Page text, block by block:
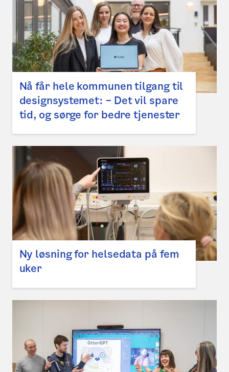
Nå får hele kommunen tilgang til
designsystemet: – Det vil spare
tid, og sørge for bedre tjenester
Ny løsning for helsedata på fem
uker